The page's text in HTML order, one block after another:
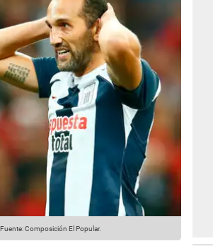
Fuente: Composición El Popular.